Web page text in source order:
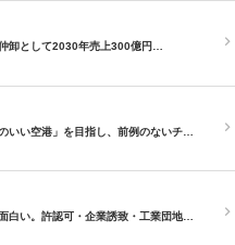
卸として2030年売上300億円…
いい空港」を目指し、前例のないチ…
白い。許認可・企業誘致・工業団地…